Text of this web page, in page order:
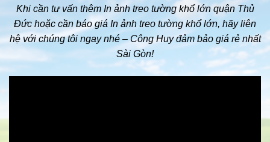
Khi cần tư vấn thêm In ảnh treo tường khổ lớn quận Thủ
Đức hoặc cần báo giá In ảnh treo tường khổ lớn, hãy liên
hệ với chúng tôi ngay nhé – Công Huy đảm bảo giá rẻ nhất
Sài Gòn!